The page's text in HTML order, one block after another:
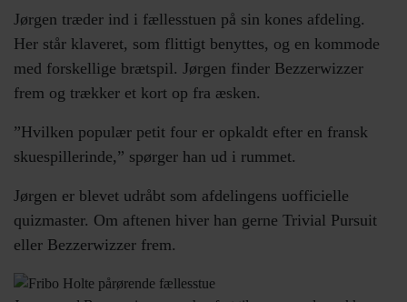
Jørgen træder ind i fællesstuen på sin kones afdeling.
Her står klaveret, som flittigt benyttes, og en kommode
med forskellige brætspil. Jørgen finder Bezzerwizzer
frem og trækker et kort op fra æsken.
”Hvilken populær petit four er opkaldt efter en fransk
skuespillerinde,” spørger han ud i rummet.
Jørgen er blevet udråbt som afdelingens uofficielle
quizmaster. Om aftenen hiver han gerne Trivial Pursuit
eller Bezzerwizzer frem.